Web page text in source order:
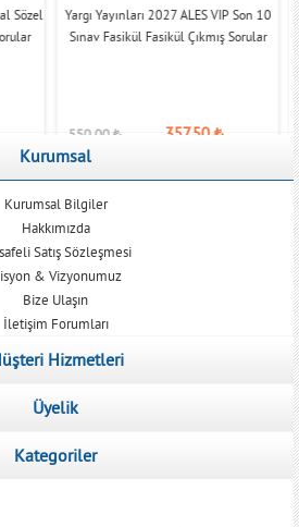
Sözel
Yargı Yayınları 2027 ALES VIP Son 10
Sınav Fasikül Fasikül Çıkmış Sorular
550,00₺ 357,50₺
Kurumsal
Kurumsal Bilgiler
Hakkımızda
Satış Sözleşmesi
& Vizyonumuz
Bize Ulaşın
İletişim Forumları
Hizmetleri
Üyelik
Kategoriler